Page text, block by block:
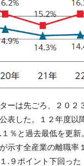
ーは先ごろ、２０２
表した。１２年度以
％と過去最低を更新
示す全産業の離職率
.９ポイント下回った